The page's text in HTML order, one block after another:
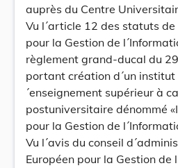
auprès du Centre
Vu l´article 12 des statuts de
pour la Gestion de
règlement grand-ducal du
portant création d´un institut
´enseignement supérieur à
postuniversitaire dénommé
pour la Gestion de
Vu l´avis du conseil
Européen pour la Gestion de